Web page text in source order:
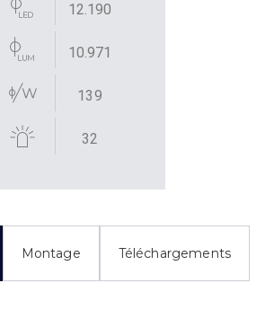
12.190
10.971
139
32
Montage Téléchargements